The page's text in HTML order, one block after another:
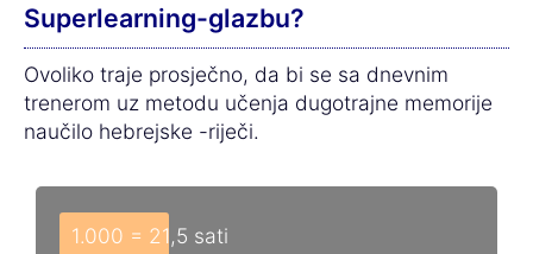
Superlearning-glazbu?
Ovoliko traje prosječno, da bi se sa dnevnim
trenerom uz metodu učenja dugotrajne memorije
naučilo hebrejske -riječi.
1.000 = 21,5 sati